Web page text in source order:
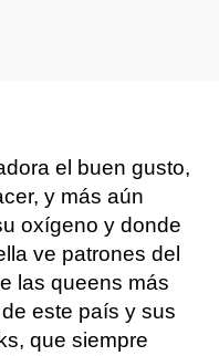
el buen gusto,
y más aún
oxígeno y donde
ve patrones del
las queens más
este país y sus
que siempre